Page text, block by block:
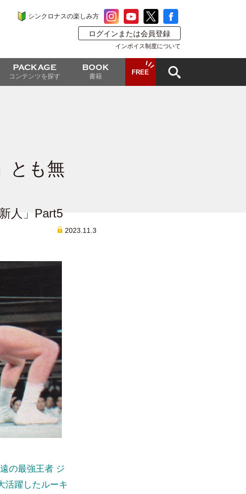
シンクロナスの楽しみ方
ログインまたは会員登録
インボイス制度について
PACKAGE
コンテンツを探す
BOOK
書籍
FREE
とも無
人」Part5
2023.11.3
の最強王者 ジ
活躍したルーキ